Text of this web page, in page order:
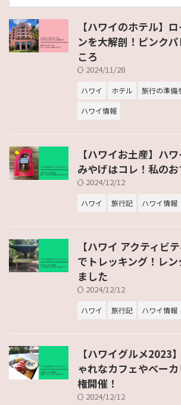
【ハワイのホテル】
ンを大解剖！ピンク
ころ
2024/11/28
ハワイ ホテル 旅行の準備
ハワイ情報
【ハワイお土産】ハ
みやげはコレ！私の
2024/12/12
ハワイ 旅行記 ハワイ情報
【ハワイ アクティビ
でトレッキング！レ
ました
2024/12/12
ハワイ 旅行記 ハワイ情報
【ハワイグルメ2023
ゃれなカフェやベー
権開催！
2024/12/12